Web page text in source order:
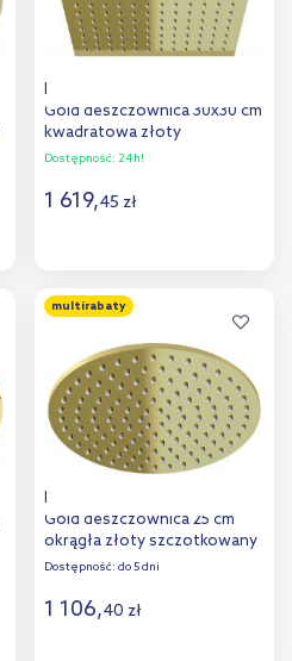
Kohlman Experience Brushed
Gold deszczownica 30x30 cm
kwadratowa złoty
szczotkowany Q30EGDB
Dostępność: 24h!
1 619,45 zł
Dodaj do
porównania
multirabaty
Kohlman Experience Brushed
Gold deszczownica 25 cm
okrągła złoty szczotkowany
R25EGDB
Dostępność: do 5 dni
1 106,40 zł